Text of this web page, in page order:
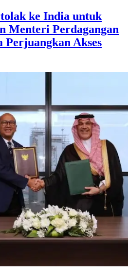
ke India untuk
Menteri Perdagangan
Perjuangkan Akses